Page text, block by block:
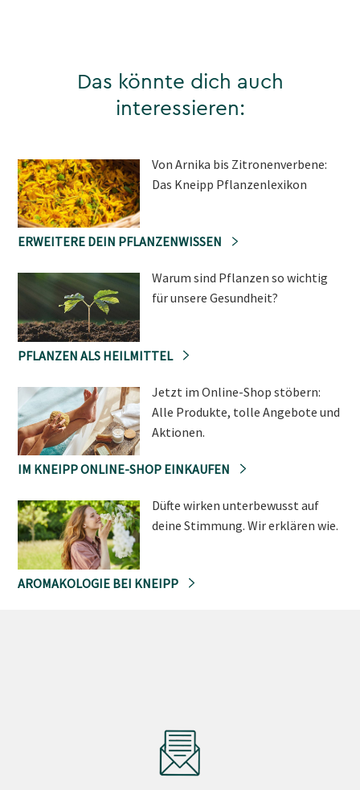
Das könnte dich auch
interessieren:
Von Arnika bis Zitronenverbene:
Das Kneipp Pflanzenlexikon
ERWEITERE DEIN PFLANZENWISSEN
Warum sind Pflanzen so wichtig
für unsere Gesundheit?
PFLANZEN ALS HEILMITTEL
Jetzt im Online-Shop stöbern:
Alle Produkte, tolle Angebote und
Aktionen.
IM KNEIPP ONLINE-SHOP EINKAUFEN
Düfte wirken unterbewusst auf
deine Stimmung. Wir erklären wie.
AROMAKOLOGIE BEI KNEIPP